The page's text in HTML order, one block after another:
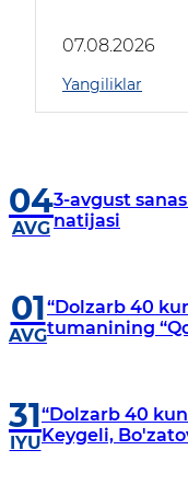
07.08.2026
Yangiliklar
04
AVG
3-avgust
natijasi
01
AVG
“Dolzarb 40
tumanining
31
IYU
“Dolzarb 40
Keygeli,